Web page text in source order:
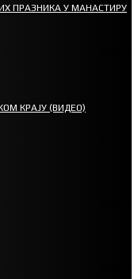
ПРАЗНИКА У МАНАСТИРУ
КРАЈУ (ВИДЕО)